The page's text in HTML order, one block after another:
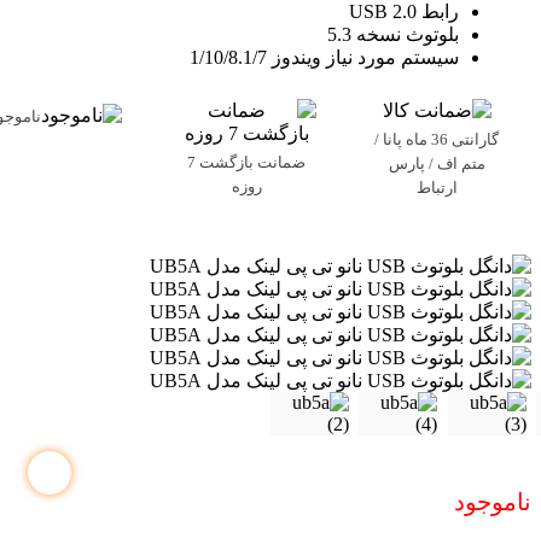
رابط USB 2.0
بلوتوث نسخه 5.3
سیستم مورد نیاز ویندوز 1/10/8.1/7
گارانتی 36 ماه پانا /
متم اف / پارس
ارتباط
ضمانت بازگشت 7
روزه
ناموجود